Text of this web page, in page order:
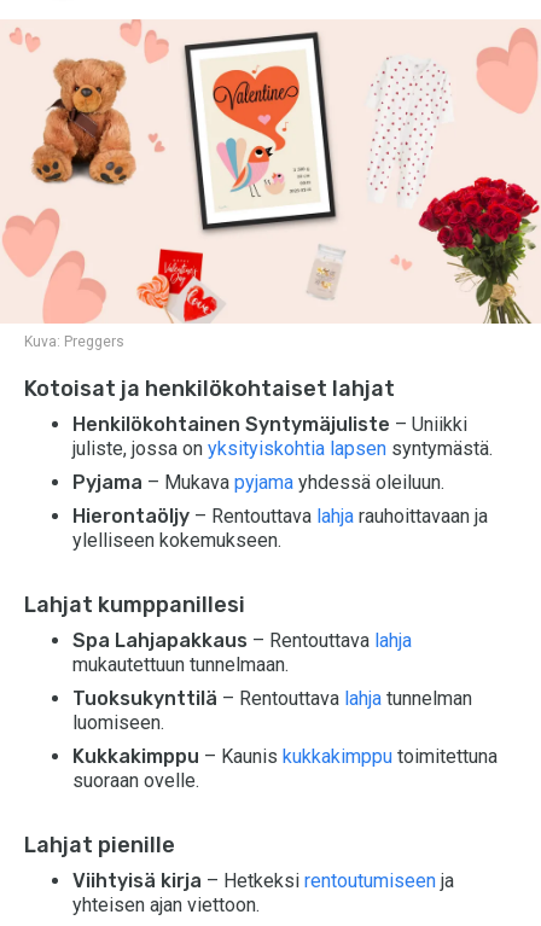
Kuva: Preggers
Kotoisat ja henkilökohtaiset lahjat
Henkilökohtainen Syntymäjuliste – Uniikki
juliste, jossa on yksityiskohtia lapsen syntymästä.
Pyjama – Mukava pyjama yhdessä oleiluun.
Hierontaöljy – Rentouttava lahja rauhoittavaan ja
ylelliseen kokemukseen.
Lahjat kumppanillesi
Spa Lahjapakkaus – Rentouttava lahja
mukautettuun tunnelmaan.
Tuoksukynttilä – Rentouttava lahja tunnelman
luomiseen.
Kukkakimppu – Kaunis kukkakimppu toimitettuna
suoraan ovelle.
Lahjat pienille
Viihtyisä kirja – Hetkeksi rentoutumiseen ja
yhteisen ajan viettoon.